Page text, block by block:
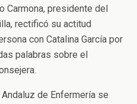
Carmona, presidente del
rectificó su actitud
con Catalina García por
palabras sobre el
de Enfermería se